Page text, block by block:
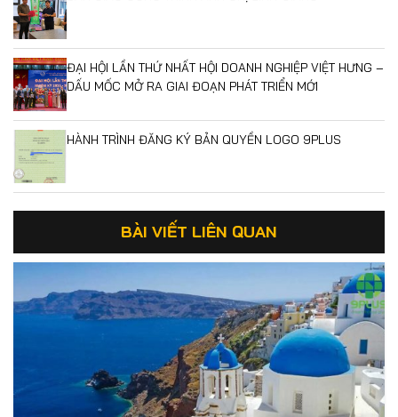
ĐẠI HỘI LẦN THỨ NHẤT HỘI DOANH NGHIỆP VIỆT HƯNG –
DẤU MỐC MỞ RA GIAI ĐOẠN PHÁT TRIỂN MỚI
HÀNH TRÌNH ĐĂNG KÝ BẢN QUYỀN LOGO 9PLUS
BÀI VIẾT LIÊN QUAN